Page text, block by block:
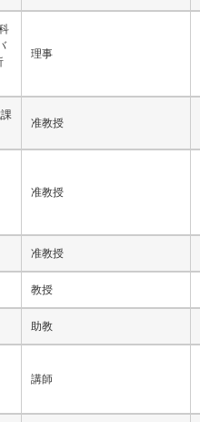
理事
准教授
准教授
准教授
教授
助教
講師